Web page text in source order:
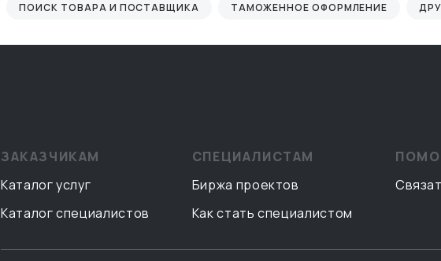
ПОИСК ТОВАРА И ПОСТАВЩИКА ТАМОЖЕННОЕ ОФОРМЛЕНИЕ
ЗАКАЗЧИКАМ
Каталог услуг
Каталог специалистов
СПЕЦИАЛИСТАМ
Биржа проектов
Как стать специалистом